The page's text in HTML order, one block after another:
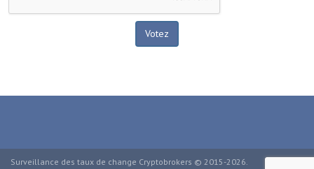
Surveillance des taux de change Cryptobrokers © 2015-2026.